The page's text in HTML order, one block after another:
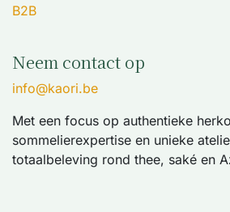
B2B
Neem contact op
info@kaori.be
Met een focus op authentieke
sommelierexpertise en unieke
totaalbeleving rond thee, saké en